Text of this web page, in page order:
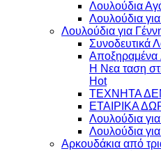
Λουλούδια
Λουλούδια
Λουλούδια για
Συνοδευτικά
Αποξηραμένα
Η Νεα ταση
ΤΕΧΝΗΤΑ
ΕΤΑΙΡΙΚΑ
Λουλούδια
Λουλούδια
Aρκουδάκια από